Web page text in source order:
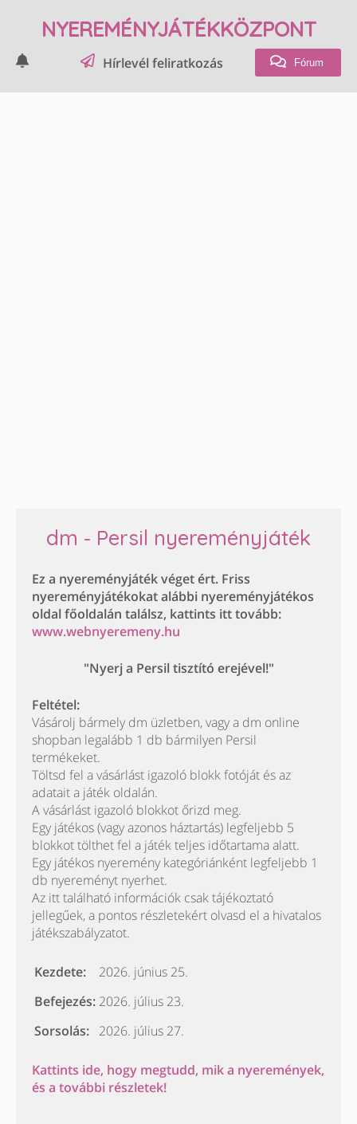
NYEREMÉNYJÁTÉKKÖZPONT
Hírlevél feliratkozás Fórum
dm - Persil nyereményjáték
Ez a nyereményjáték véget ért. Friss
nyereményjátékokat alábbi nyereményjátékos
oldal főoldalán találsz, kattints itt tovább:
www.webnyeremeny.hu
"Nyerj a Persil tisztító erejével!"
Feltétel:
Vásárolj bármely dm üzletben, vagy a dm online
shopban legalább 1 db bármilyen Persil
termékeket.
Töltsd fel a vásárlást igazoló blokk fotóját és az
adatait a játék oldalán.
A vásárlást igazoló blokkot őrizd meg.
Egy játékos (vagy azonos háztartás) legfeljebb 5
blokkot tölthet fel a játék teljes időtartama alatt.
Egy játékos nyeremény kategóriánként legfeljebb 1
db nyereményt nyerhet.
Az itt található információk csak tájékoztató
jellegűek, a pontos részletekért olvasd el a hivatalos
játékszabályzatot.
Kezdete:
2026. június 25.
Befejezés: 2026. július 23.
Sorsolás: 2026. július 27.
Kattints ide, hogy megtudd, mik a nyeremények,
és a további részletek!